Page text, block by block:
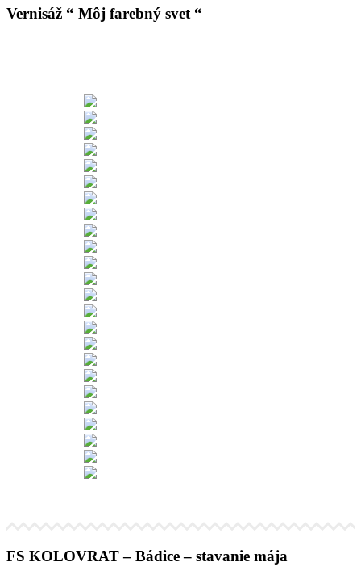
Vernisáž “ Môj farebný svet “
FS KOLOVRAT – Bádice – stavanie mája